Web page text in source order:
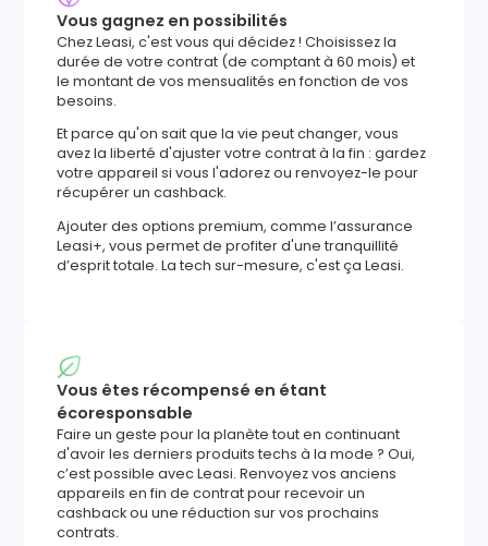
Vous gagnez en possibilités
Chez Leasi, c'est vous qui décidez ! Choisissez la
durée de votre contrat (de comptant à 60 mois) et
le montant de vos mensualités en fonction de vos
besoins.
Et parce qu'on sait que la vie peut changer, vous
avez la liberté d'ajuster votre contrat à la fin : gardez
votre appareil si vous l'adorez ou renvoyez-le pour
récupérer un cashback.
Ajouter des options premium, comme l’assurance
Leasi+, vous permet de profiter d'une tranquillité
d’esprit totale. La tech sur-mesure, c'est ça Leasi.
Vous êtes récompensé en étant
écoresponsable
Faire un geste pour la planète tout en continuant
d'avoir les derniers produits techs à la mode ? Oui,
c’est possible avec Leasi. Renvoyez vos anciens
appareils en fin de contrat pour recevoir un
cashback ou une réduction sur vos prochains
contrats.